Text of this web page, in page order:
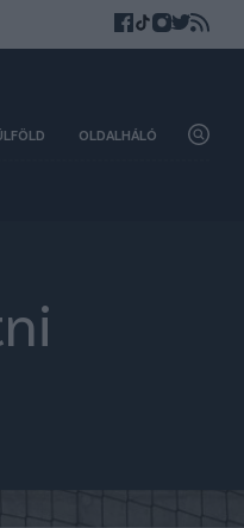
OLDALHÁLÓ